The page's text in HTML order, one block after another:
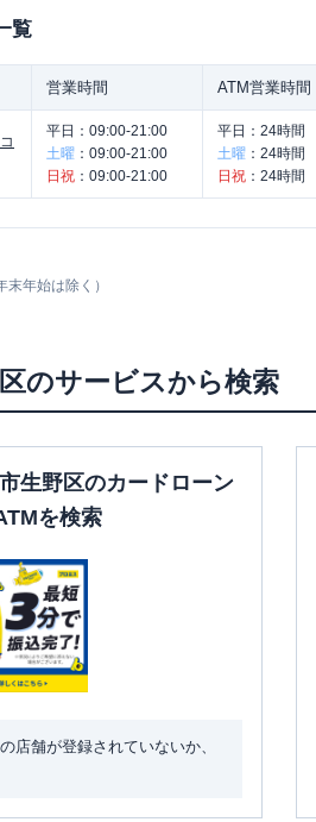
覧
営業時間 ATM営業時間
平日： 09:00-21:00
土曜 ： 09:00-21:00
日祝 ： 09:00-21:00
平日： 24時間
土曜 ： 24時間
日祝 ： 24時間
年始は除く）
のサービスから検索
生野区のカードローン
を検索
店舗が登録されていないか、